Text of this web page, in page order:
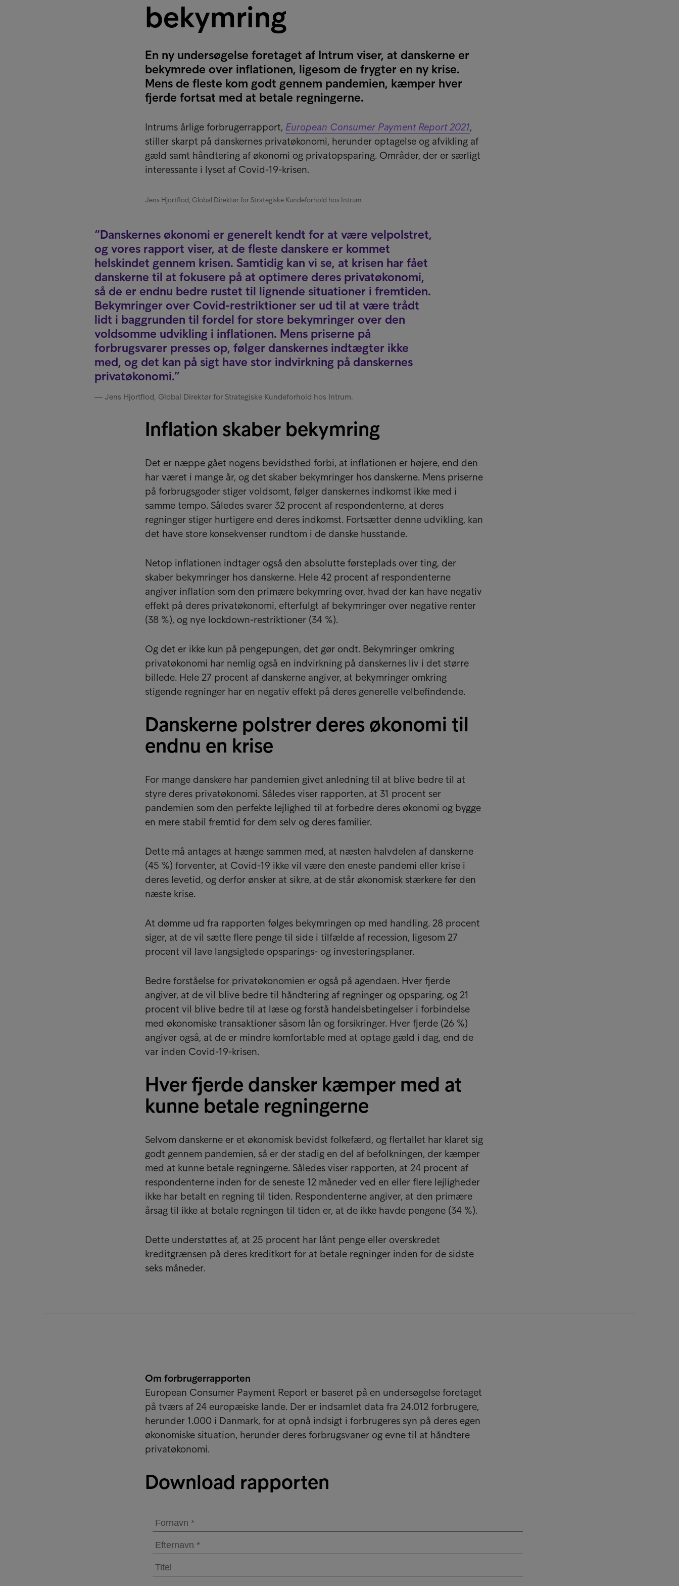
bekymring
En ny undersøgelse foretaget af Intrum viser, at danskerne er
bekymrede over inflationen, ligesom de frygter en ny krise.
Mens de fleste kom godt gennem pandemien, kæmper hver
fjerde fortsat med at betale regningerne.
Intrums årlige forbrugerrapport, European Consumer Payment Report 2021,
stiller skarpt på danskernes privatøkonomi, herunder optagelse og afvikling af
gæld samt håndtering af økonomi og privatopsparing. Områder, der er særligt
interessante i lyset af Covid-19-krisen.
Jens Hjortflod, Global Direktør for Strategiske Kundeforhold hos Intrum.
Danskernes økonomi er generelt kendt for at være velpolstret,
og vores rapport viser, at de fleste danskere er kommet
helskindet gennem krisen. Samtidig kan vi se, at krisen har fået
danskerne til at fokusere på at optimere deres privatøkonomi,
så de er endnu bedre rustet til lignende situationer i fremtiden.
Bekymringer over Covid-restriktioner ser ud til at være trådt
lidt i baggrunden til fordel for store bekymringer over den
voldsomme udvikling i inflationen. Mens priserne på
forbrugsvarer presses op, følger danskernes indtægter ikke
med, og det kan på sigt have stor indvirkning på danskernes
privatøkonomi.
Jens Hjortflod, Global Direktør for Strategiske Kundeforhold hos Intrum.
Inflation skaber bekymring
Det er næppe gået nogens bevidsthed forbi, at inflationen er højere, end den
har været i mange år, og det skaber bekymringer hos danskerne. Mens priserne
på forbrugsgoder stiger voldsomt, følger danskernes indkomst ikke med i
samme tempo. Således svarer 32 procent af respondenterne, at deres
regninger stiger hurtigere end deres indkomst. Fortsætter denne udvikling, kan
det have store konsekvenser rundtom i de danske husstande.
Netop inflationen indtager også den absolutte førsteplads over ting, der
skaber bekymringer hos danskerne. Hele 42 procent af respondenterne
angiver inflation som den primære bekymring over, hvad der kan have negativ
effekt på deres privatøkonomi, efterfulgt af bekymringer over negative renter
(38 %), og nye lockdown-restriktioner (34 %).
Og det er ikke kun på pengepungen, det gør ondt. Bekymringer omkring
privatøkonomi har nemlig også en indvirkning på danskernes liv i det større
billede. Hele 27 procent af danskerne angiver, at bekymringer omkring
stigende regninger har en negativ effekt på deres generelle velbefindende.
Danskerne polstrer deres økonomi til
endnu en krise
For mange danskere har pandemien givet anledning til at blive bedre til at
styre deres privatøkonomi. Således viser rapporten, at 31 procent ser
pandemien som den perfekte lejlighed til at forbedre deres økonomi og bygge
en mere stabil fremtid for dem selv og deres familier.
Dette må antages at hænge sammen med, at næsten halvdelen af danskerne
(45 %) forventer, at Covid-19 ikke vil være den eneste pandemi eller krise i
deres levetid, og derfor ønsker at sikre, at de står økonomisk stærkere før den
næste krise.
At dømme ud fra rapporten følges bekymringen op med handling. 28 procent
siger, at de vil sætte flere penge til side i tilfælde af recession, ligesom 27
procent vil lave langsigtede opsparings- og investeringsplaner.
Bedre forståelse for privatøkonomien er også på agendaen. Hver fjerde
angiver, at de vil blive bedre til håndtering af regninger og opsparing, og 21
procent vil blive bedre til at læse og forstå handelsbetingelser i forbindelse
med økonomiske transaktioner såsom lån og forsikringer. Hver fjerde (26 %)
angiver også, at de er mindre komfortable med at optage gæld i dag, end de
var inden Covid-19-krisen.
Hver fjerde dansker kæmper med at
kunne betale regningerne
Selvom danskerne er et økonomisk bevidst folkefærd, og flertallet har klaret sig
godt gennem pandemien, så er der stadig en del af befolkningen, der kæmper
med at kunne betale regningerne. Således viser rapporten, at 24 procent af
respondenterne inden for de seneste 12 måneder ved en eller flere lejligheder
ikke har betalt en regning til tiden. Respondenterne angiver, at den primære
årsag til ikke at betale regningen til tiden er, at de ikke havde pengene (34 %).
Dette understøttes af, at 25 procent har lånt penge eller overskredet
kreditgrænsen på deres kreditkort for at betale regninger inden for de sidste
seks måneder.
Om forbrugerrapporten
European Consumer Payment Report er baseret på en undersøgelse foretaget
på tværs af 24 europæiske lande. Der er indsamlet data fra 24.012 forbrugere,
herunder 1.000 i Danmark, for at opnå indsigt i forbrugeres syn på deres egen
økonomiske situation, herunder deres forbrugsvaner og evne til at håndtere
privatøkonomi.
Download rapporten